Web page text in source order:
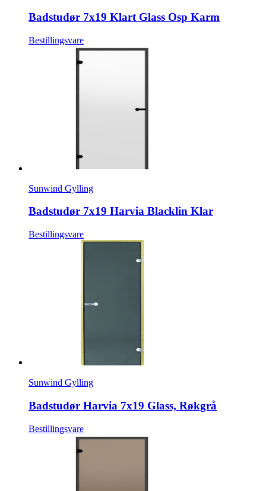
Badstudør 7x19 Klart Glass Osp Karm
Bestillingsvare
Sunwind Gylling
Badstudør 7x19 Harvia Blacklin Klar
Bestillingsvare
Sunwind Gylling
Badstudør Harvia 7x19 Glass, Røkgrå
Bestillingsvare